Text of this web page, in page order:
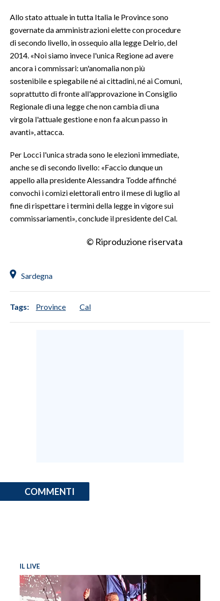
PUBBLICITÀ
SPIAGGE
STORE
Allo stato attuale in tutta Italia le Province sono
governate da amministrazioni elette con procedure
di secondo livello, in ossequio alla legge Delrio, del
2014. «Noi siamo invece l'unica Regione ad avere
ancora i commissari: un'anomalia non più
sostenibile e spiegabile né ai cittadini, né ai Comuni,
soprattutto di fronte all'approvazione in Consiglio
Regionale di una legge che non cambia di una
virgola l'attuale gestione e non fa alcun passo in
avanti», attacca.
Per Locci l'unica strada sono le elezioni immediate,
anche se di secondo livello: «Faccio dunque un
appello alla presidente Alessandra Todde affinché
convochi i comizi elettorali entro il mese di luglio al
fine di rispettare i termini della legge in vigore sui
commissariamenti», conclude il presidente del Cal.
© Riproduzione riservata
Sardegna
Tags: Province Cal
COMMENTI
IL LIVE